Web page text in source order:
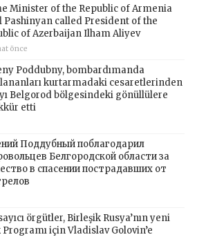
Minister of the Republic of Armenia
Pashinyan called President of the
of Azerbaijan Ilham Aliyev
önce
Poddubny, bombardımanda
kurtarmadaki cesaretlerinden
Belgorod bölgesindeki gönüllülere
etti
Поддубный поблагодарил
Белгородской области за
в спасении пострадавших от
örgütler, Birleşik Rusya’nın yeni
Programı için Vladislav Golovin’e